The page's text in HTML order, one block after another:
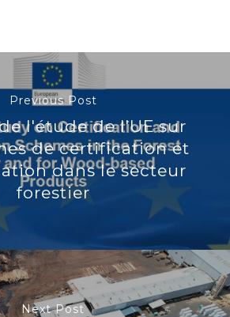
Previous Post
l'étude de l'UE sur
de certification et
dans le secteur
forestier
Next Post